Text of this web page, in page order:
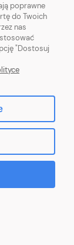
poprawne
do Twoich
nas
"Dostosuj